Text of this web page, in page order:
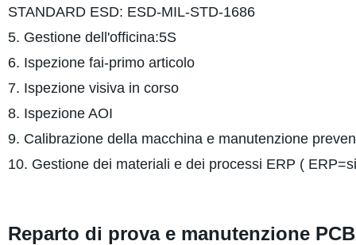
STANDARD ESD: ESD-MIL-STD-1686
5. Gestione dell'officina:5S
6. Ispezione fai-primo articolo
7. Ispezione visiva in corso
8. Ispezione AOI
9. Calibrazione della macchina e manutenzione
10. Gestione dei materiali e dei processi ERP (
Reparto di prova e manutenzione